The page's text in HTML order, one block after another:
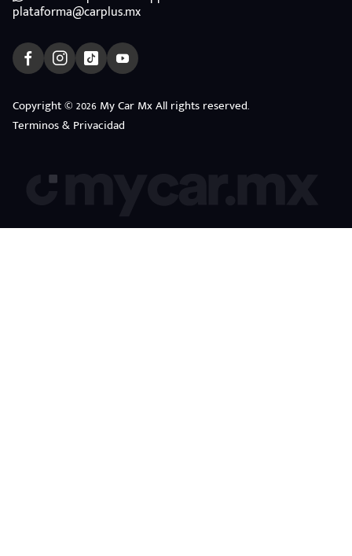
plataforma@carplus.mx
Copyright © 2026 My Car Mx All rights reserved.
Terminos & Privacidad